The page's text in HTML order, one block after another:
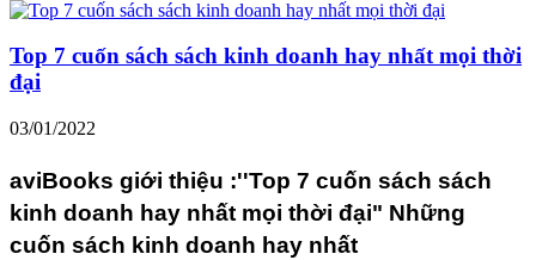
Top 7 cuốn sách sách kinh doanh hay nhất mọi thời
đại
03/01/2022
aviBooks giới thiệu :''Top 7 cuốn sách sách
kinh doanh hay nhất mọi thời đại" Những
cuốn sách kinh doanh hay nhất